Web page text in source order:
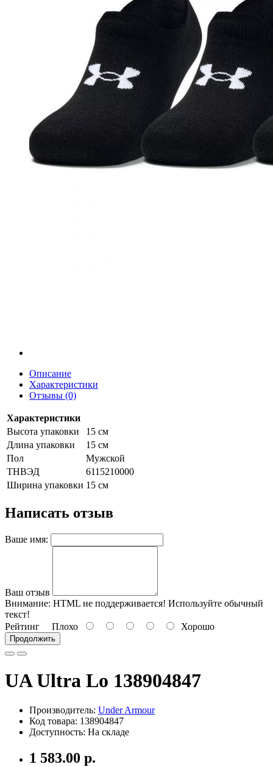
Описание
Характеристики
Отзывы (0)
Характеристики
Высота упаковки
15 см
Длина упаковки
15 см
Пол
Мужской
ТНВЭД
6115210000
Ширина упаковки 15 см
Написать отзыв
Ваше имя:
Ваш отзыв
Внимание: HTML не поддерживается! Используйте обычный
текст!
Рейтинг Плохо Хорошо
Продолжить
UA Ultra Lo 138904847
Производитель: Under Armour
Код товара: 138904847
Доступность: На складе
1 583.00 р.